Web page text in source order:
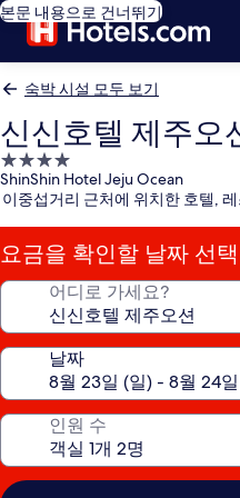
본문 내용으로 건너뛰기
숙박 시설 모두 보기
신신호텔 제주오
4.0
성
급
숙
박
시
ShinShin Hotel Jeju Ocean
이중섭거리 근처에 위치한 호텔,
요금을 확인할 날짜 선택
어디로 가세요?
날짜
인원 수